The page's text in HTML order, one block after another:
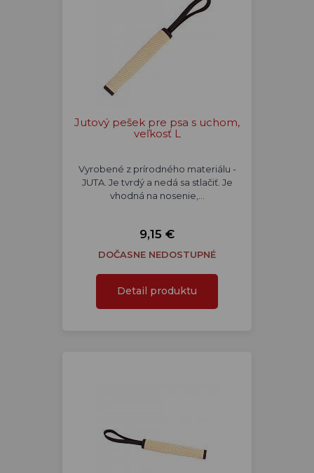
Jutový pešek pre psa s uchom,
veľkosť L
Vyrobené z prírodného materiálu -
JUTA. Je tvrdý a nedá sa stlačiť. Je
vhodná na nosenie,…
9,15 €
DOČASNE NEDOSTUPNÉ
Detail produktu